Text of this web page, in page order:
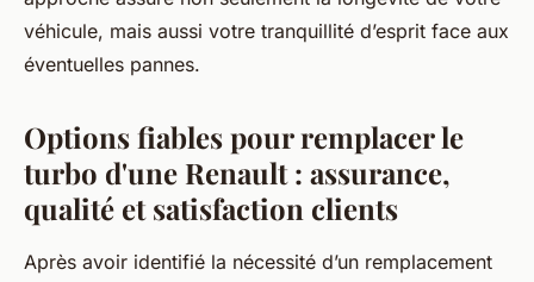
véhicule, mais aussi votre tranquillité d’esprit face aux
éventuelles pannes.
Options fiables pour remplacer le
turbo d'une Renault : assurance,
qualité et satisfaction clients
Après avoir identifié la nécessité d’un remplacement